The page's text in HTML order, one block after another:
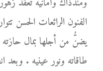
الفنون الرائعات الحسن
يضنُّ من أجلها بمال حازته
طاقاته ونور عينيه .